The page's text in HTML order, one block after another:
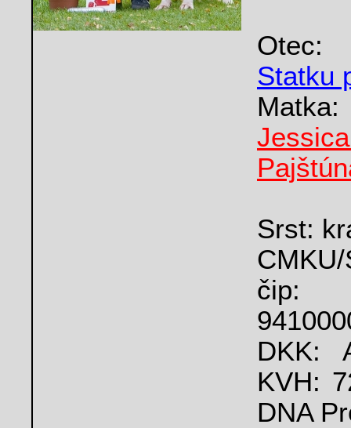
Statku
Srst:
čip:
DKK:
KVH:
DNA